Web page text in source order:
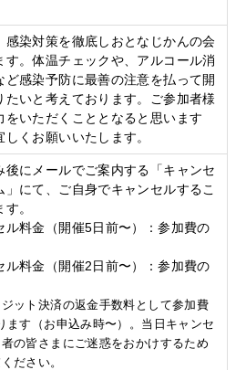
感染対策を徹底しおとなじかんの会
す。体温チェックや、アルコール消
ど感染予防に最善の注意を払って開
たいと考えております。ご参加者様
をいただくこととなると思います
しくお願いいたします。
後にメールでご案内する「キャンセ
」にて、ご自身でキャンセルするこ
。
ル料金（開催5日前〜）：参加費の
ル料金（開催2日前〜）：参加費の
ット決済の返金手数料として参加費
ます（お申込み時〜）。当日キャンセ
の皆さまにご迷惑をおかけするため
ださい。